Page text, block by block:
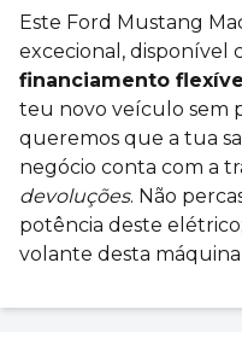
Este Ford Mustang
excecional, disponível
financiamento
teu novo veículo sem
queremos que a tua
negócio conta com a
devoluções. Não
potência deste
volante desta